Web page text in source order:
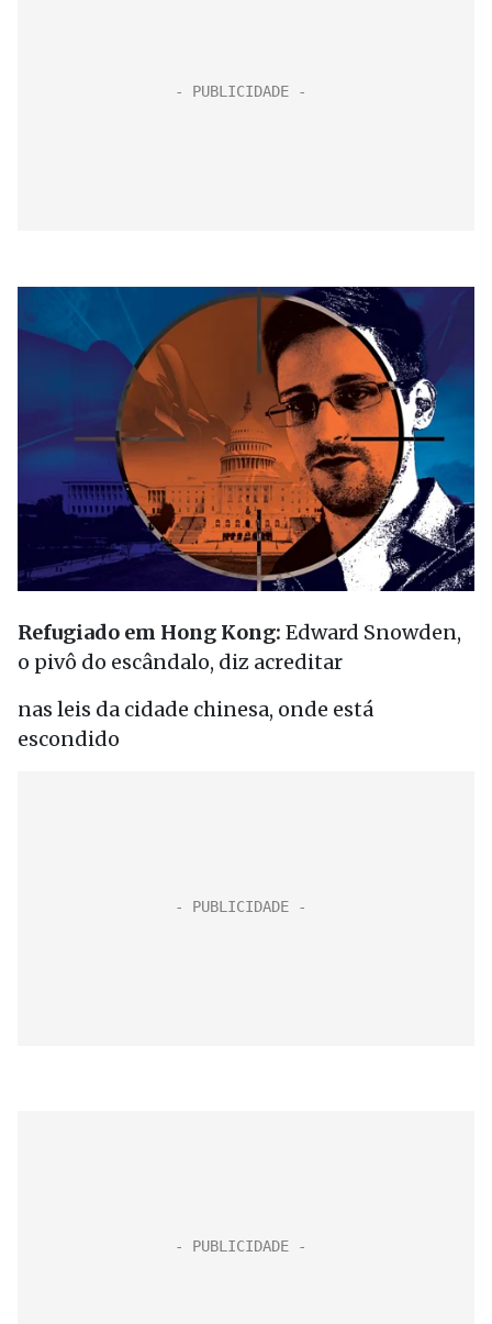
Refugiado em Hong Kong: Edward Snowden,
o pivô do escândalo, diz acreditar
nas leis da cidade chinesa, onde está
escondido